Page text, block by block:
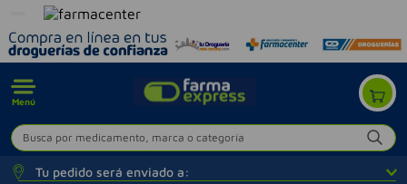
Menú
Busca por medicamento, marca o categoría
Tu pedido será enviado a: